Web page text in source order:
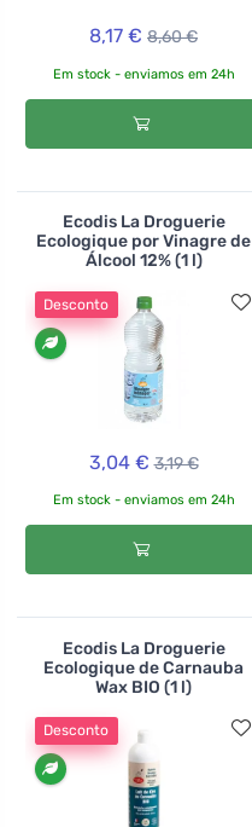
8,17 € 8,60 €
Em stock - enviamos em 24h
Ecodis La Droguerie
Ecologique por Vinagre de
Álcool 12% (1 l)
Desconto
3,04 € 3,19 €
Em stock - enviamos em 24h
Ecodis La Droguerie
Ecologique de Carnauba
Wax BIO (1 l)
Desconto